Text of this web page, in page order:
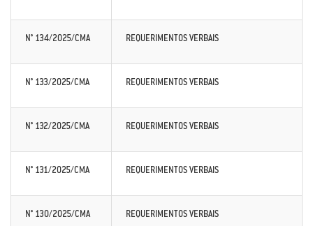
N° 134/2025/CMA REQUERIMENTOS VERBAIS
N° 133/2025/CMA REQUERIMENTOS VERBAIS
N° 132/2025/CMA REQUERIMENTOS VERBAIS
N° 131/2025/CMA REQUERIMENTOS VERBAIS
N° 130/2025/CMA REQUERIMENTOS VERBAIS